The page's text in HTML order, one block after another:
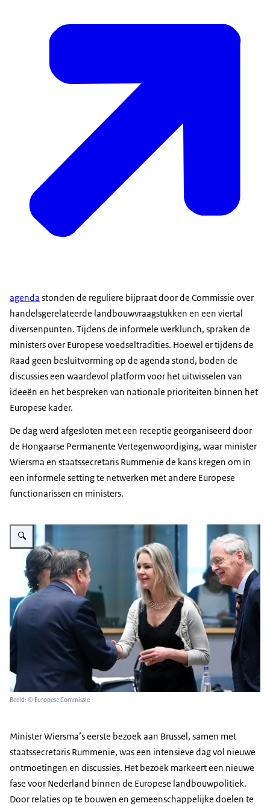
agenda stonden de reguliere bijpraat door de Commissie over
handelsgerelateerde landbouwvraagstukken en een viertal
diversenpunten. Tijdens de informele werklunch, spraken de
ministers over Europese voedseltradities. Hoewel er tijdens de
Raad geen besluitvorming op de agenda stond, boden de
discussies een waardevol platform voor het uitwisselen van
ideeën en het bespreken van nationale prioriteiten binnen het
Europese kader.
De dag werd afgesloten met een receptie georganiseerd door
de Hongaarse Permanente Vertegenwoordiging, waar minister
Wiersma en staatssecretaris Rummenie de kans kregen om in
een informele setting te netwerken met andere Europese
functionarissen en ministers.
Vergroot afbeelding Minister Wiersma en staatssecretaris Rummenie
Beeld: © Europese Commissie
Minister Wiersma’s eerste bezoek aan Brussel, samen met
staatssecretaris Rummenie, was een intensieve dag vol nieuwe
ontmoetingen en discussies. Het bezoek markeert een nieuwe
fase voor Nederland binnen de Europese landbouwpolitiek.
Door relaties op te bouwen en gemeenschappelijke doelen te